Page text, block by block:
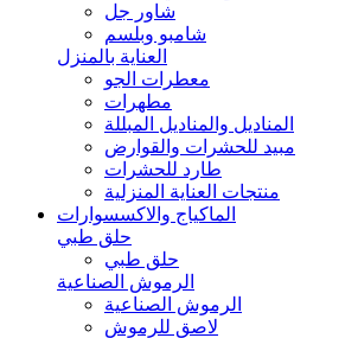
شاور جل
شامبو وبلسم
العناية بالمنزل
معطرات الجو
مطهرات
المناديل والمناديل المبللة
مبيد للحشرات والقوارض
طارد للحشرات
منتجات العناية المنزلية
الماكياج والاكسسوارات
حلق طبي
حلق طبي
الرموش الصناعية
الرموش الصناعية
لاصق للرموش